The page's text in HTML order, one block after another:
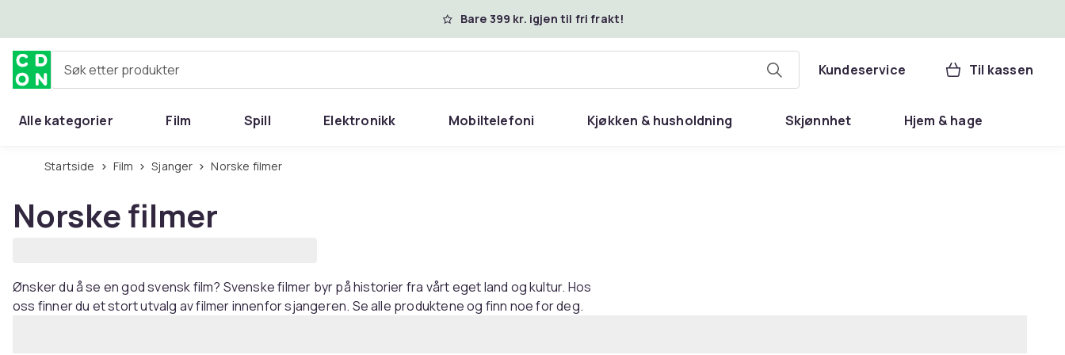
Bare 399 kr. igjen til fri frakt!
Søk etter produkter Kundeservice Til kassen
Alle kategorier Film Spill Elektronikk Mobiltelefoni Kjøkken & husholdning Skjønnhet Hjem & hage
Startside Film Sjanger Norske filmer
Norske filmer
Ønsker du å se en god svensk film? Svenske filmer byr på historier fra vårt eget land og kultur. Hos
oss finner du et stort utvalg av filmer innenfor sjangeren. Se alle produktene og finn noe for deg.